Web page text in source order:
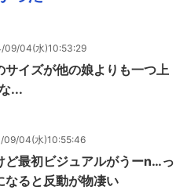
09/04(水)10:53:29
イズが他の娘よりも一つ上
...
09/04(水)10:55:46
ど最初ビジュアルがうーn…っ
なると反動が物凄い